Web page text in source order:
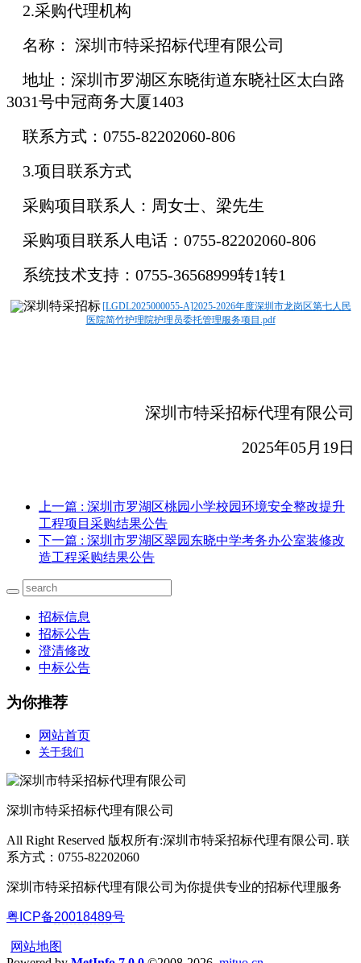
2.采购代理机构
名称： 深圳市特采招标代理有限公司
地址：深圳市罗湖区东晓街道东晓社区太白路
3031号中冠商务大厦1403
联系方式：0755-82202060-806
3.项目联系方式
采购项目联系人：周女士、梁先生
采购项目联系人电话：0755-82202060-806
系统技术支持：0755-36568999转1转1
[LGDL2025000055-A]2025-2026年度深圳市龙岗区第七人民
医院简竹护理院护理员委托管理服务项目.pdf
深圳市特采招标代理有限公司
2025年05月19日
上一篇 : 深圳市罗湖区桃园小学校园环境安全整改提升
工程项目采购结果公告
下一篇 : 深圳市罗湖区翠园东晓中学考务办公室装修改
造工程采购结果公告
招标信息
招标公告
澄清修改
中标公告
为你推荐
网站首页
关于我们
深圳市特采招标代理有限公司
All Right Reserved 版权所有:深圳市特采招标代理有限公司. 联
系方式：0755-82202060
深圳市特采招标代理有限公司为你提供专业的招标代理服务
粤ICP备20018489号
网站地图